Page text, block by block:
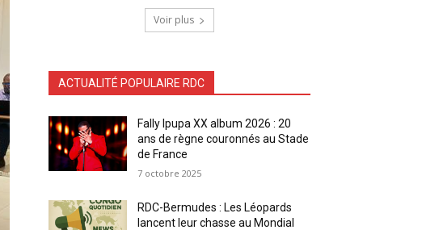
Voir plus
ACTUALITÉ POPULAIRE RDC
Fally Ipupa XX album 2026 : 20
ans de règne couronnés au Stade
de France
7 octobre 2025
RDC-Bermudes : Les Léopards
lancent leur chasse au Mondial